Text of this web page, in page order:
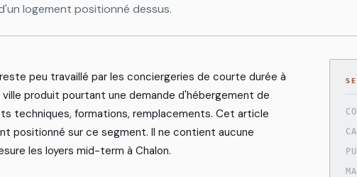
logement positionné dessus.
reste peu travaillé par les conciergeries de courte durée à
ville produit pourtant une demande d'hébergement de
ts techniques, formations, remplacements. Cet article
nt positionné sur ce segment. Il ne contient aucune
sure les loyers mid-term à Chalon.